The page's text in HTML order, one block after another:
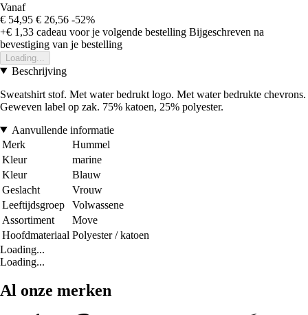
Vanaf
€ 54,95 € 26,56 -52%
+€ 1,33 cadeau voor je volgende bestelling Bijgeschreven na
bevestiging van je bestelling
Loading...
Beschrijving
Sweatshirt stof. Met water bedrukt logo. Met water bedrukte chevrons.
Geweven label op zak. 75% katoen, 25% polyester.
Aanvullende informatie
Merk
Hummel
Kleur
marine
Kleur
Blauw
Geslacht
Vrouw
Leeftijdsgroep
Volwassene
Assortiment
Move
Hoofdmateriaal Polyester / katoen
Loading...
Loading...
Al onze merken